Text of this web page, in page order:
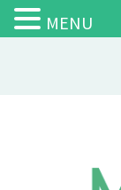
MENU